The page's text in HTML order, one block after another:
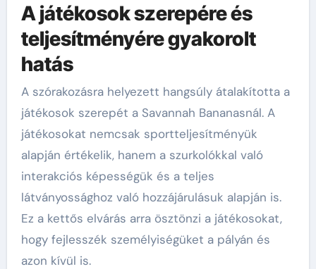
A játékosok szerepére és
teljesítményére gyakorolt
hatás
A szórakozásra helyezett hangsúly átalakította a
játékosok szerepét a Savannah Bananasnál. A
játékosokat nemcsak sportteljesítményük
alapján értékelik, hanem a szurkolókkal való
interakciós képességük és a teljes
látványossághoz való hozzájárulásuk alapján is.
Ez a kettős elvárás arra ösztönzi a játékosokat,
hogy fejlesszék személyiségüket a pályán és
azon kívül is.